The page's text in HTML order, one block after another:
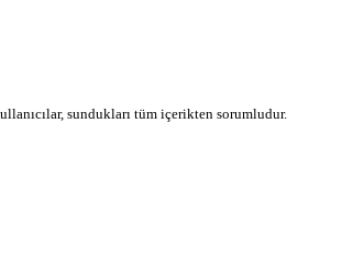
sundukları tüm içerikten sorumludur.